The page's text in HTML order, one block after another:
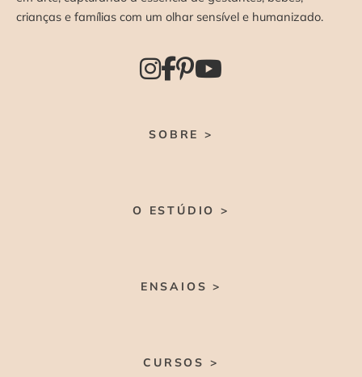
crianças e famílias com um olhar sensível e humanizado.
SOBRE >
O ESTÚDIO >
ENSAIOS >
CURSOS >